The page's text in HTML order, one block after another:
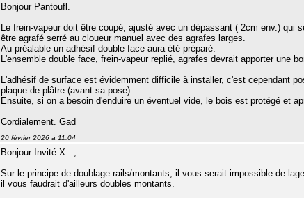
Bonjour Pantoufl.
Le frein-vapeur doit être coupé, ajusté avec un dépassant ( 2cm env.) qui
être agrafé serré au cloueur manuel avec des agrafes larges.
Au préalable un adhésif double face aura été préparé.
L'ensemble double face, frein-vapeur replié, agrafes devrait apporter une
L'adhésif de surface est évidemment difficile à installer, c'est cependant
plaque de plâtre (avant sa pose).
Ensuite, si on a besoin d'enduire un éventuel vide, le bois est protégé et
Cordialement. Gad
20 février 2026 à 11:04
Bonjour Invité X...,
Sur le principe de doublage rails/montants, il vous serait impossible de
il vous faudrait d'ailleurs doubles montants.